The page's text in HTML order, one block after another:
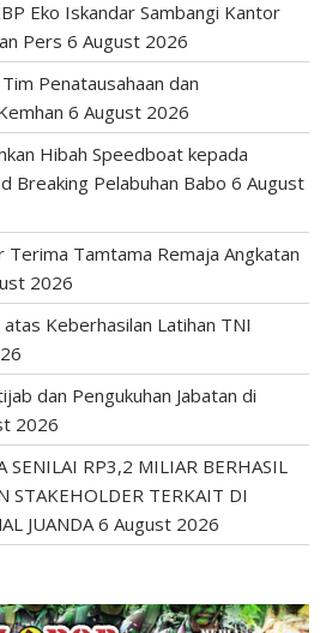
Eko Iskandar Sambangi Kantor
Pers 6 August 2026
Penatausahaan dan
6 August 2026
Hibah Speedboat kepada
Breaking Pelabuhan Babo 6 August
Terima Tamtama Remaja Angkatan
2026
Keberhasilan Latihan TNI
dan Pengukuhan Jabatan di
2026
SENILAI RP3,2 MILIAR BERHASIL
STAKEHOLDER TERKAIT DI
JUANDA 6 August 2026